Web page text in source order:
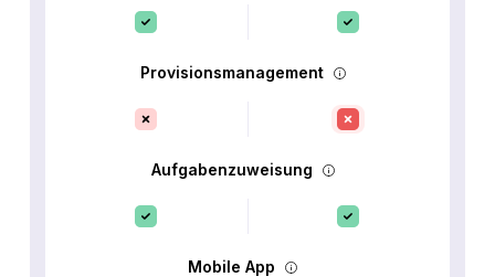
Provisionsmanagement
Aufgabenzuweisung
Mobile App